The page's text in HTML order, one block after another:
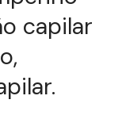
capilar